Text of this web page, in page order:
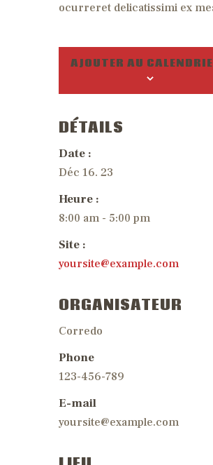
ocurreret delicatissimi ex
AJOUTER AU
DÉTAILS
Date :
Déc 16. 23
Heure :
8:00 am - 5:00 pm
Site :
yoursite@example.com
ORGANISATEUR
Corredo
Phone
123-456-789
E-mail
yoursite@example.com